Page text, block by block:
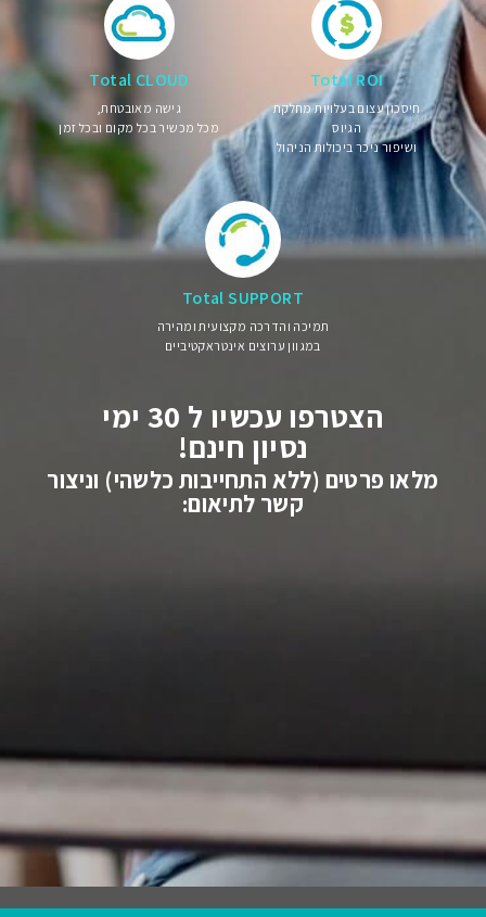
Total ROI
חיסכון עצום בעלויות מחלקת
הגיוס
ושיפור ניכר ביכולות הניהול
Total CLOUD
גישה מאובטחת,
מכל מכשיר בכל מקום ובכל זמן
Total SUPPORT
תמיכה והדרכה מקצועית ומהירה
במגוון ערוצים אינטראקטיביים
הצטרפו עכשיו ל 30 ימי
נסיון חינם!
מלאו פרטים (ללא התחייבות כלשהי) וניצור
קשר לתיאום: